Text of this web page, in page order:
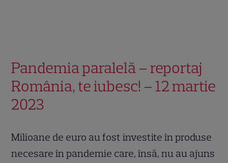
Pandemia paralelă – reportaj
România, te iubesc! – 12 martie
2023
Milioane de euro au fost investite în produse
necesare în pandemie care, însă, nu au ajuns